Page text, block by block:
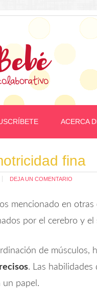
ACERCA
fina
DEJA UN COMENTARIO
mencionado en
por el cerebro y el
de músculos,
. Las habilidades
un papel.